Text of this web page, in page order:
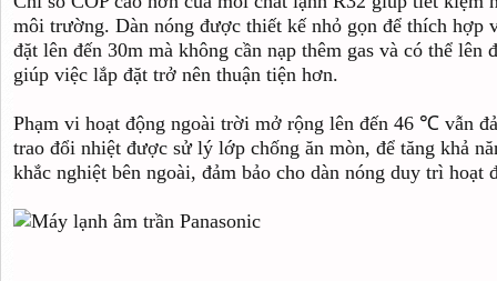
môi trường. Dàn nóng được thiết kế nhỏ gọn để thích
đặt lên đến 30m mà không cần nạp thêm gas và có thể lên
giúp việc lắp đặt trở nên thuận tiện hơn.
Phạm vi hoạt động ngoài trời mở rộng lên đến 46 ℃ vẫn
trao đổi nhiệt được sử lý lớp chống ăn mòn, để tăng khả
khắc nghiệt bên ngoài, đảm bảo cho dàn nóng duy trì hoạt